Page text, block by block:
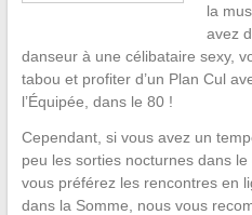
la
avez
danseur à une célibataire sexy,
tabou et profiter d’un Plan Cul
l’Équipée, dans le 80 !
Cependant, si vous avez un
peu les sorties nocturnes dans
vous préférez les rencontres en
dans la Somme, nous vous